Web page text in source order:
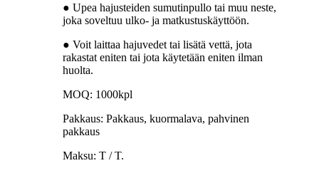
● Upea hajusteiden sumutinpullo tai muu neste,
joka soveltuu ulko- ja matkustuskäyttöön.
● Voit laittaa hajuvedet tai lisätä vettä, jota
rakastat eniten tai jota käytetään eniten ilman
huolta.
MOQ: 1000kpl
Pakkaus: Pakkaus, kuormalava, pahvinen
pakkaus
Maksu: T / T.